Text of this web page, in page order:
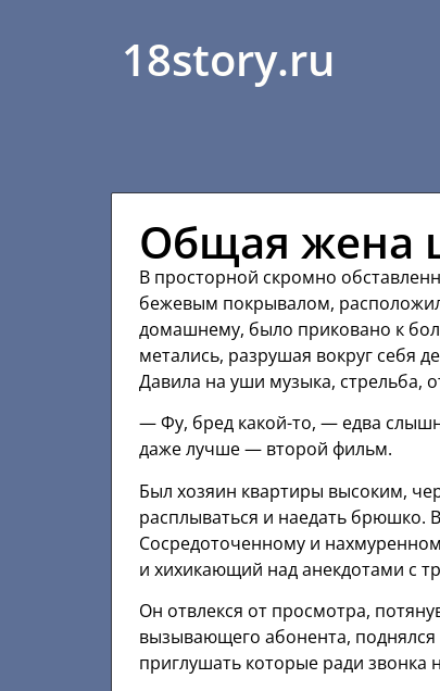
18story.ru
Общая жена
В просторной скромно
бежевым покрывалом,
домашнему, было приковано к
метались, разрушая вокруг себя
Давила на уши музыка, стрельба,
— Фу, бред какой-то, — едва
даже лучше — второй фильм.
Был хозяин квартиры высоким,
расплываться и наедать брюшко.
Сосредоточенному и
и хихикающий над анекдотами с
Он отвлекся от просмотра,
вызывающего абонента,
приглушать которые ради звонка